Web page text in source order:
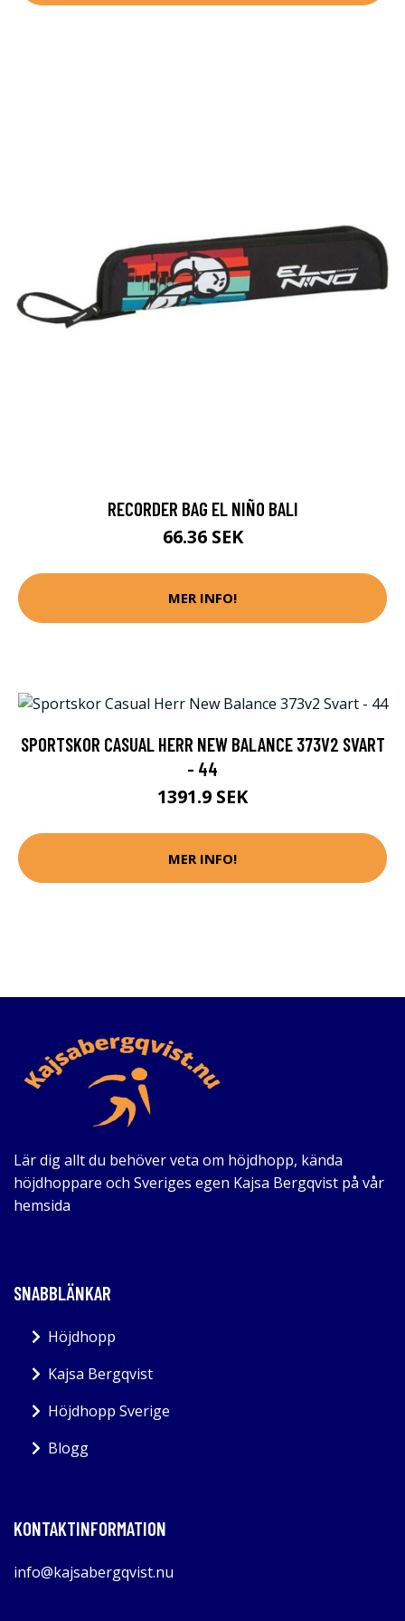
RECORDER BAG EL NIÑO BALI
66.36 SEK
MER INFO!
SPORTSKOR CASUAL HERR NEW BALANCE 373V2 SVART
- 44
1391.9 SEK
MER INFO!
Lär dig allt du behöver veta om höjdhopp, kända
höjdhoppare och Sveriges egen Kajsa Bergqvist på vår
hemsida
SNABBLÄNKAR
Höjdhopp
Kajsa Bergqvist
Höjdhopp Sverige
Blogg
KONTAKTINFORMATION
info@kajsabergqvist.nu